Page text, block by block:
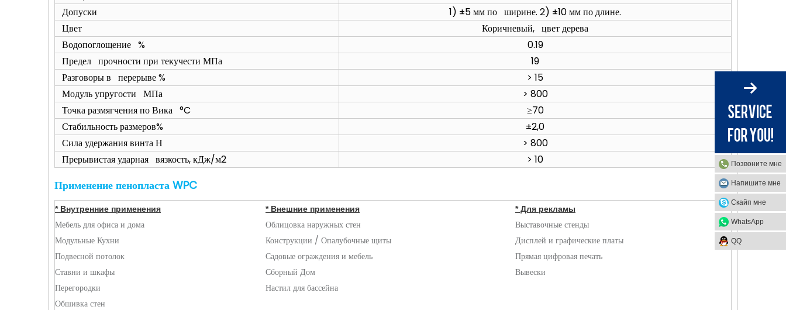
Допуски
1) ±5 мм по ширине. 2) ±10 мм по длине.
Цвет
Коричневый, цвет дерева
Водопоглощение %
0.19
Предел прочности при текучести МПа
19
Разговоры в перерыве %
> 15
Модуль упругости МПа
> 800
Точка размягчения по Вика °C
≥70
Стабильность размеров%
±2,0
Сила удержания винта Н
> 800
Прерывистая ударная вязкость, кДж/м2
> 10
Применение пенопласта WPC
* Внутренние применения * Внешние применения * Для рекламы
Мебель для офиса и дома Облицовка наружных стен
Выставочные стенды
Модульные Кухни
Конструкции / Опалубочные щиты
Дисплей и графические платы
Подвесной потолок
Садовые ограждения и мебель
Прямая цифровая печать
Ставни и шкафы
Сборный Дом
Вывески
Перегородки
Настил для бассейна
Обшивка стен
Позвоните мне
Напишите мне
Скайп мне
WhatsApp
QQ